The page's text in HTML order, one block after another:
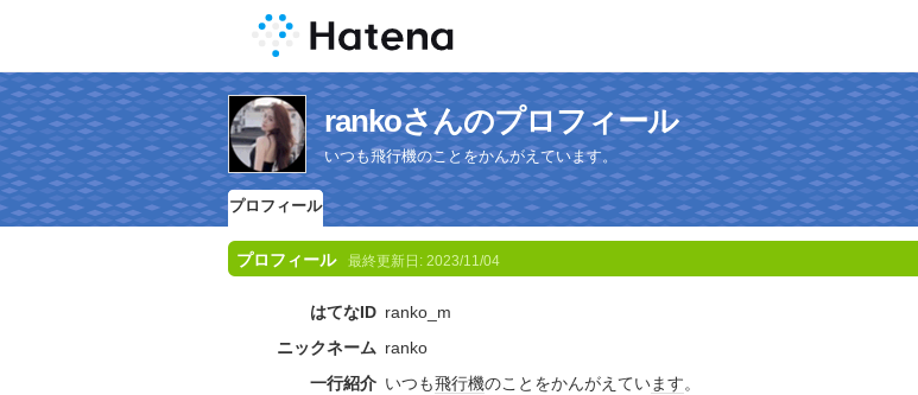
rankoさんのプロフィール
いつも飛行機のことをかんがえています。
プロフィール
プロフィール 最終更新日: 2023/11/04
はてなID ranko_m
ニックネーム ranko
一行紹介 いつも飛行機のことをかんがえています。